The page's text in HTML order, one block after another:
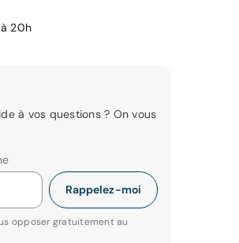
20h
à vos questions ? On vous
Rappelez-moi
opposer gratuitement au